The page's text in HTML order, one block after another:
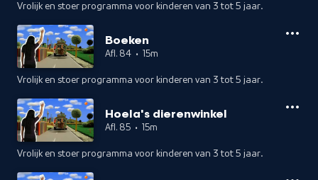
Vrolijk en stoer programma voor kinderen van 3 tot 5 jaar.
Boeken
Afl. 84 • 15m
Vrolijk en stoer programma voor kinderen van 3 tot 5 jaar.
Hoela's dierenwinkel
Afl. 85 • 15m
Vrolijk en stoer programma voor kinderen van 3 tot 5 jaar.